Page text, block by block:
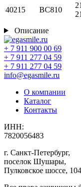
40215 BC810
Описание
+ 7 911 900 00 69
+ 7 911 277 04 59
+ 7 911 277 04 59
info@egasmile.ru
О компании
Каталог
Контакты
ИНН:
7820056483
г. Санкт-Петербург,
поселок Шушары,
Пулковское шоссе,